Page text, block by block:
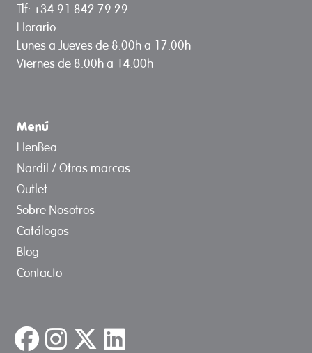
Tlf: +34 91 842 79 29
Horario:
Lunes a Jueves de 8:00h a 17:00h
Viernes de 8:00h a 14:00h
Menú
HenBea
Nardil / Otras marcas
Outlet
Sobre Nosotros
Catálogos
Blog
Contacto